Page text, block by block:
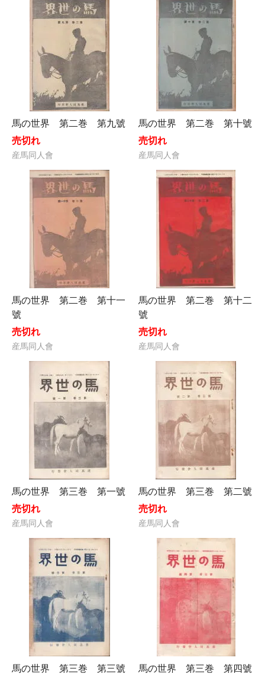
馬の世界 第二巻 第九號
売切れ
産馬同人會
馬の世界 第二巻 第十號
売切れ
産馬同人會
馬の世界 第二巻 第十一
號
売切れ
産馬同人會
馬の世界 第二巻 第十二
號
売切れ
産馬同人會
馬の世界 第三巻 第一號
売切れ
産馬同人會
馬の世界 第三巻 第二號
売切れ
産馬同人會
馬の世界 第三巻 第三號
馬の世界 第三巻 第四號